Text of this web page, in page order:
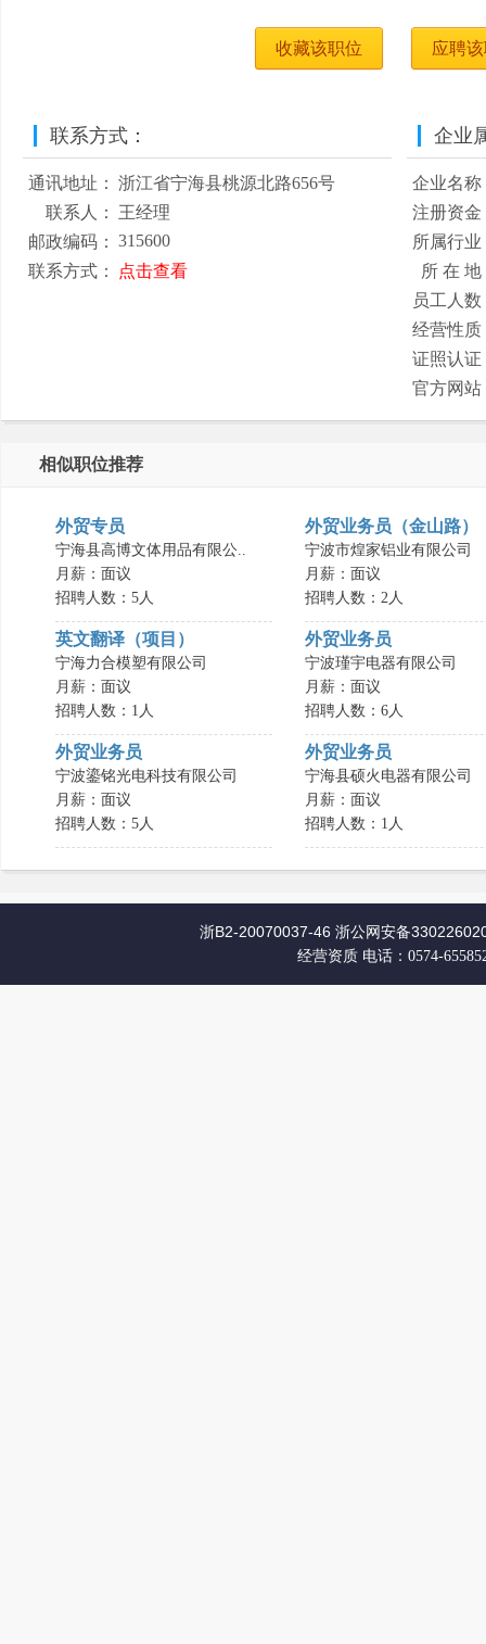
收藏该职位 应聘
联系方式：
通讯地址：
浙江省宁海县桃源北路656号
联系人：
王经理
邮政编码：
315600
联系方式：
点击查看
企业
企业名称
注册资金
所属行业
所 在 地
员工人数
经营性质
证照认证
官方网站
相似职位推荐
外贸专员
宁海县高博文体用品有限公..
月薪：面议
招聘人数：5人
外贸业务员（金山路）
宁波市煌家铝业有限公司
月薪：面议
招聘人数：2人
英文翻译（项目）
宁海力合模塑有限公司
月薪：面议
招聘人数：1人
外贸业务员
宁波瑾宇电器有限公司
月薪：面议
招聘人数：6人
外贸业务员
宁波鎏铭光电科技有限公司
月薪：面议
招聘人数：5人
外贸业务员
宁海县硕火电器有限公司
月薪：面议
招聘人数：1人
浙B2-20070037-46 浙公网安备
经营资质 电话：0574-